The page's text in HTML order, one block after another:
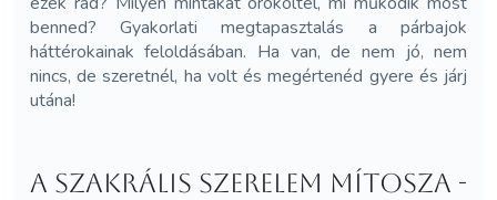
benned? Gyakorlati megtapasztalás a párbajok
háttérokainak feloldásában. Ha van, de nem jó, nem
nincs, de szeretnél, ha volt és megértenéd gyere és járj
utána!
A Szakrális Szerelem Mítosza -